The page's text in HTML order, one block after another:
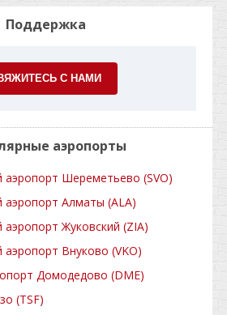
Поддержка
С НАМИ
аэропорты
Шереметьево (SVO)
Алматы (ALA)
Жуковский (ZIA)
Внуково (VKO)
Домодедово (DME)
(TSF)